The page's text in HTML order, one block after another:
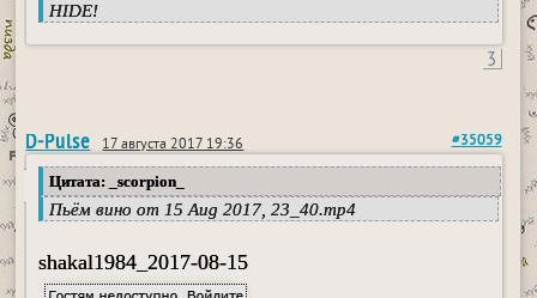
HIDE!
3
D-Pulse 17 августа 2017 19:36 #35059
Цитата: _scorpion_
Пьём вино от 15 Aug 2017, 23_40.mp4
shakal1984_2017-08-15